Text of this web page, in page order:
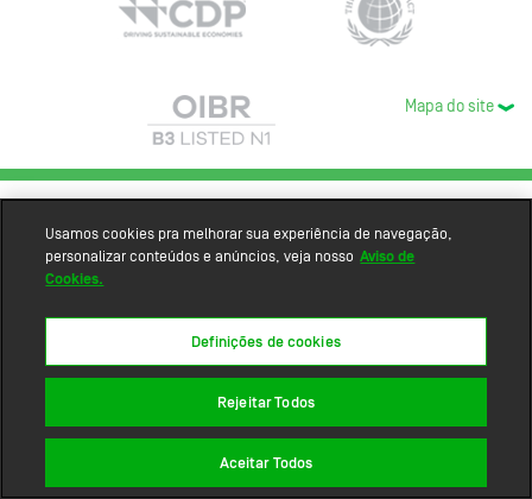
Mapa do site
Usamos cookies pra melhorar sua experiência de navegação,
personalizar conteúdos e anúncios, veja nosso Aviso de
Cookies.
Definições de cookies
Rejeitar Todos
Aceitar Todos